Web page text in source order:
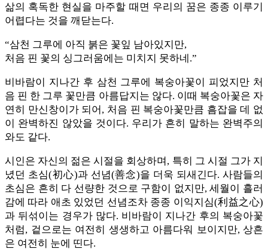
삶의 혹독한 현실을 마주할 때면 우리의 꿈은 종종 이루기
어렵다는 것을 깨닫는다.
“삼천 그루에 아직 붉은 꽃잎 남아있지만,
처음 핀 꽃의 싱그러움에는 미치지 못하네.”
비바람이 지나간 후 삼천 그루에 복숭아꽃이 피었지만 처
음 핀 한 그루 꽃만큼 아름답지는 않다. 이때 복숭아꽃은 자
연히 만신창이가 되어, 처음 핀 복숭아꽃만큼 흠잡을 데 없
이 완벽하진 않았을 것이다. 우리가 흔히 말하는 완벽주의
와도 같다.
시인은 자신의 젊은 시절을 회상하며, 특히 그 시절 그가 지
녔던 초심(初心)과 선념(善念)을 더욱 되새긴다. 사람들의
초심은 흔히 다 선량한 것으로 구함이 없지만, 세월이 흘러
감에 따라 애초 있었던 선념조차 종종 이익지심(利益之心)
과 뒤섞이는 경우가 많다. 비바람이 지나간 후의 복숭아꽃
처럼, 겉으로는 여전히 생생하고 아름다워 보이지만, 상흔
은 여전히 눈에 띤다.